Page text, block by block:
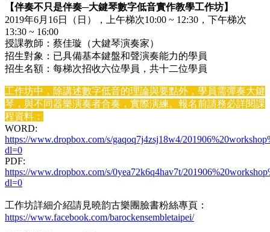
【伴奏不只是伴奏─大鍵琴數字低音實作教學工作坊】
2019年6月16日（日），上午梯次10:00 ~ 12:30，下午梯次
13:30 ~ 16:00
授課教師：蔡佳璇（大鍵琴演奏家）
招生對象：已具備基本鍵盤和聲演奏能力的學員
招生名額：每梯次招收六位學員，共十二位學員
工作坊中，除講述數字低音的理論與要點外，學員需彈奏大鍵
琴，與不同器樂演奏者合奏，實際演練。報名前請務必詳閱課
程資料：
WORD:
https://www.dropbox.com/s/gaqoq7j4zsj18w4/
dl=0
PDF:
https://www.dropbox.com/s/0yea72k6q4hav7t/
dl=0
工作坊詳細介紹請見曉韵古樂團臉書粉絲專頁：
https://www.facebook.com/barockensembletaipei/